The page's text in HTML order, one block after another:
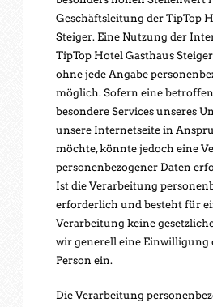
Geschäftsleitung der TipTop
Steiger. Eine Nutzung der
TipTop Hotel Gasthaus
ohne jede Angabe
möglich. Sofern eine
besondere Services unseres
unsere Internetseite in
möchte, könnte jedoch eine
personenbezogener Daten
Ist die Verarbeitung
erforderlich und besteht für
Verarbeitung keine
wir generell eine Einwilligung
Person ein.
Die Verarbeitung